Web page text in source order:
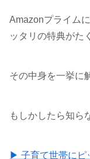
Amazonプライム
ッタリの特典がた
その中身を一挙に
もしかしたら知ら
▶ 子育て世帯にピ